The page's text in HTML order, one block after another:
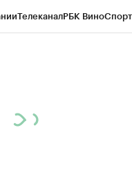
ТелеканалРБК ВиноСпорт